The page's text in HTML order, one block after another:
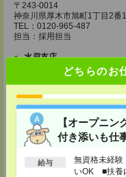
どちらのお
【オープニ
付き添いも仕
給与
無資格未経
いOK ■扶養
〒243-0014
神奈川県厚木市旭町1丁目2
TEL：0120-965-487
担当：採用担当
水戸支店
茨城県水戸市城南一丁目2番
担当：採用担当
高崎支店
群馬県高崎市旭町34-5
旭町ビル5階
TEL：0120-965-487
担当：採用担当